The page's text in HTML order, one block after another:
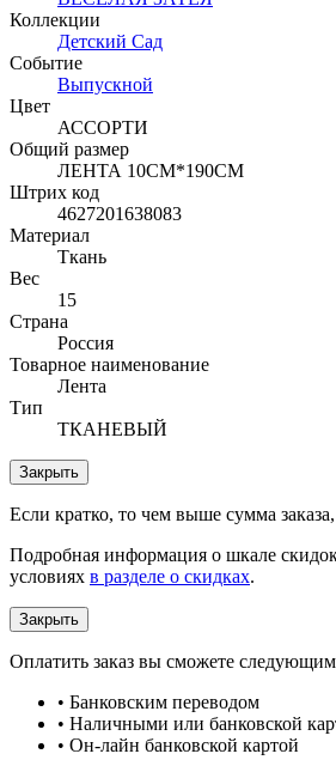
Коллекции
Детский Сад
Событие
Выпускной
Цвет
АССОРТИ
Общий размер
ЛЕНТА 10СМ*190СМ
Штрих код
4627201638083
Материал
Ткань
Вес
15
Страна
Россия
Товарное наименование
Лента
Тип
ТКАНЕВЫЙ
Закрыть
Если кратко, то чем выше сумма
Подробная информация о шкале
условиях в разделе о скидках.
Закрыть
Оплатить заказ вы сможете
• Банковским переводом
• Наличными или банковской
• Он-лайн банковской картой